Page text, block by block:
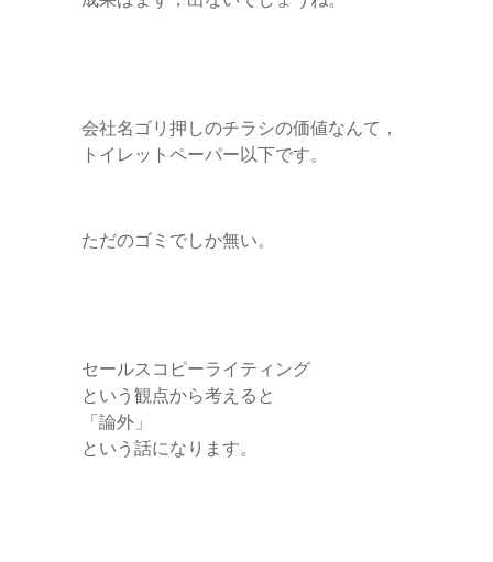
会社名ゴリ押しのチラシの価値なんて，
トイレットペーパー以下です。
ただのゴミでしか無い。
セールスコピーライティング
という観点から考えると
「論外」
という話になります。